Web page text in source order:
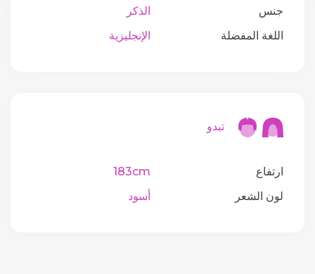
جنس
الذكر
اللغة المفضلة
الإنجليزية
تبدو
ارتفاع
183cm
لون الشعر
أسود